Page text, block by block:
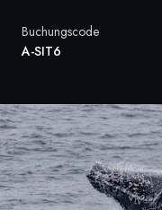
Buchungscode
A-SIT6